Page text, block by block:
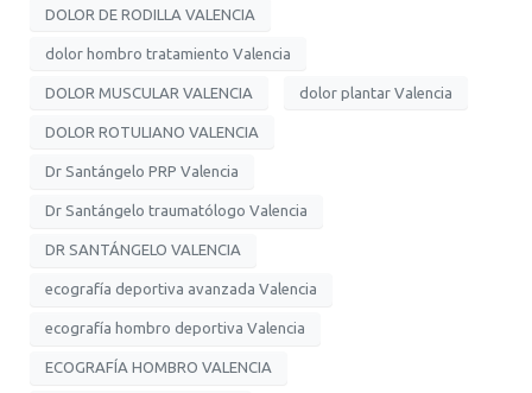
DOLOR DE RODILLA VALENCIA
dolor hombro tratamiento Valencia
DOLOR MUSCULAR VALENCIA dolor plantar Valencia
DOLOR ROTULIANO VALENCIA
Dr Santángelo PRP Valencia
Dr Santángelo traumatólogo Valencia
DR SANTÁNGELO VALENCIA
ecografía deportiva avanzada Valencia
ecografía hombro deportiva Valencia
ECOGRAFÍA HOMBRO VALENCIA